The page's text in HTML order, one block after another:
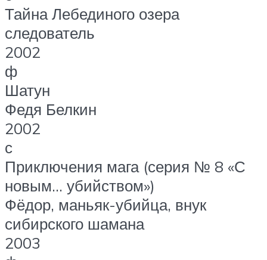
Тайна Лебединого озера
следователь
2002
ф
Шатун
Федя Белкин
2002
с
Приключения мага (серия № 8 «С
новым… убийством»)
Фёдор, маньяк-убийца, внук
сибирского шамана
2003